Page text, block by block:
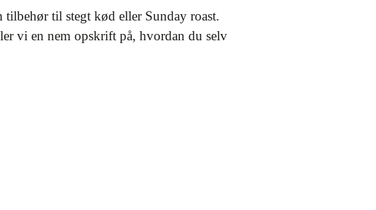
til stegt kød eller Sunday roast.
vi en nem opskrift på, hvordan du selv